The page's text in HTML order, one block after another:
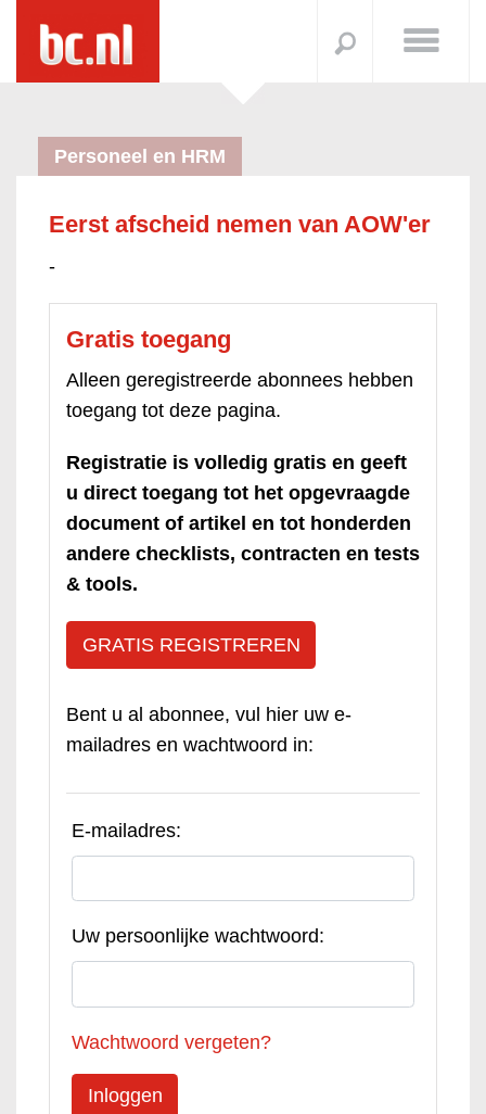
Personeel en HRM
Eerst afscheid nemen van AOW'er
-
Gratis toegang
Alleen geregistreerde abonnees hebben
toegang tot deze pagina.
Registratie is volledig gratis en geeft
u direct toegang tot het opgevraagde
document of artikel en tot honderden
andere checklists, contracten en tests
& tools.
GRATIS REGISTREREN
Bent u al abonnee, vul hier uw e-
mailadres en wachtwoord in:
E-mailadres:
Uw persoonlijke wachtwoord:
Wachtwoord vergeten?